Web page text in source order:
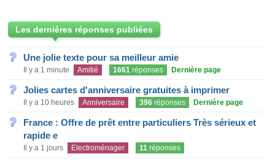
Les dernières réponses publiées
Une jolie texte pour sa meilleur amie
Il y a 1 minute Amitié 1661 réponses Dernière page
Jolies cartes d'anniversaire gratuites à imprimer
Il y a 10 heures Anniversaire 396 réponses Dernière page
France : Offre de prêt entre particuliers Très sérieux et
rapide e
Il y a 1 jours Electroménager 11 réponses